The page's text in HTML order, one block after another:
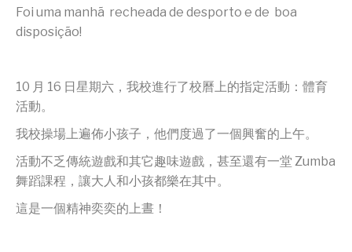
Foi uma manhã recheada de desporto e de boa
disposição!
10 月 16 日星期六，我校進行了校曆上的指定活動：體育
活動。
我校操場上遍佈小孩子，他們度過了一個興奮的上午。
活動不乏傳統遊戲和其它趣味遊戲，甚至還有一堂 Zumba
舞蹈課程，讓大人和小孩都樂在其中。
這是一個精神奕奕的上晝！